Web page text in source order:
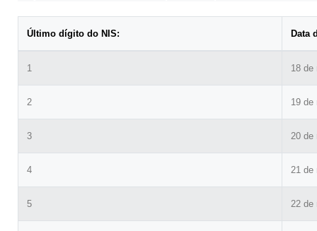
Último dígito do NIS: Data
1 18 de
2 19 de
3 20 de
4 21 de
5 22 de